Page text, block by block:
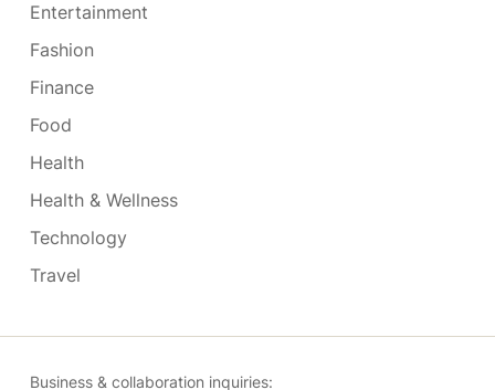
Entertainment
Fashion
Finance
Food
Health
Health & Wellness
Technology
Travel
Business & collaboration inquiries: